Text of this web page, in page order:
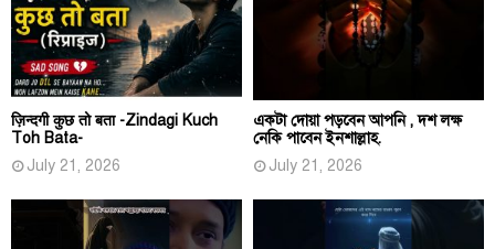
ज़िन्दगी कुछ तो बता -Zindagi Kuch
Toh Bata-
July 21, 2026
একটা দোয়া পড়বেন আপনি , দশ লক্ষ
নেকি পাবেন ইনশাল্লাহ.
July 21, 2026